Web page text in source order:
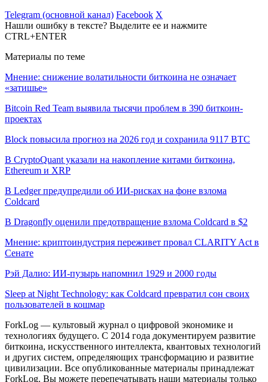
Telegram (основной канал) Facebook X
Нашли ошибку в тексте? Выделите ее и нажмите
CTRL+ENTER
Материалы по теме
Мнение: снижение волатильности биткоина не означает
«затишье»
Bitcoin Red Team выявила тысячи проблем в 390 биткоин-
проектах
Block повысила прогноз на 2026 год и сохранила 9117 BTC
В CryptoQuant указали на накопление китами биткоина,
Ethereum и XRP
В Ledger предупредили об ИИ-рисках на фоне взлома
Coldcard
В Dragonfly оценили предотвращение взлома Coldcard в $2
Мнение: криптоиндустрия переживет провал CLARITY Act в
Сенате
Рэй Далио: ИИ-пузырь напомнил 1929 и 2000 годы
Sleep at Night Technology: как Coldcard превратил сон своих
пользователей в кошмар
ForkLog — культовый журнал о цифровой экономике и
технологиях будущего. С 2014 года документируем развитие
биткоина, искусственного интеллекта, квантовых технологий
и других систем, определяющих трансформацию и развитие
цивилизации. Все опубликованные материалы принадлежат
ForkLog. Вы можете перепечатывать наши материалы только